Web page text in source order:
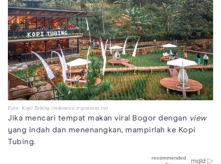
Foto: Kopi Tubing (indonesia.tripcanvas.co)
Jika mencari tempat makan viral Bogor dengan view
yang indah dan menenangkan, mampirlah ke Kopi
Tubing.